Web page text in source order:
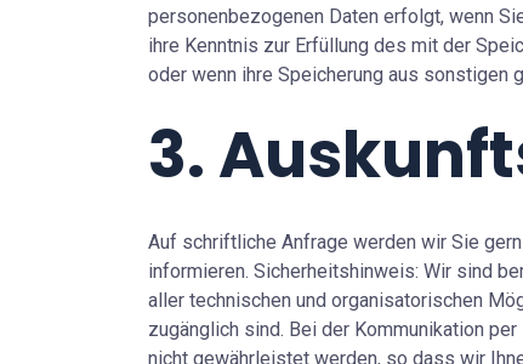
personenbezogenen Daten erfolgt, wenn
ihre Kenntnis zur Erfüllung des mit der
oder wenn ihre Speicherung aus sonstigen
3.
Auf schriftliche Anfrage werden wir Sie
informieren. Sicherheitshinweis: Wir sind
aller technischen und organisatorischen
zugänglich sind. Bei der Kommunikation
nicht gewährleistet werden, so dass wir